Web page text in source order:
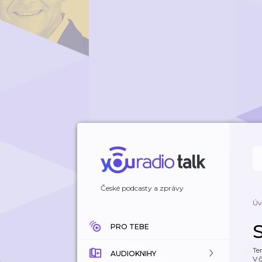
České podcasty a zprávy
PRO TEBE
AUDIOKNIHY
V